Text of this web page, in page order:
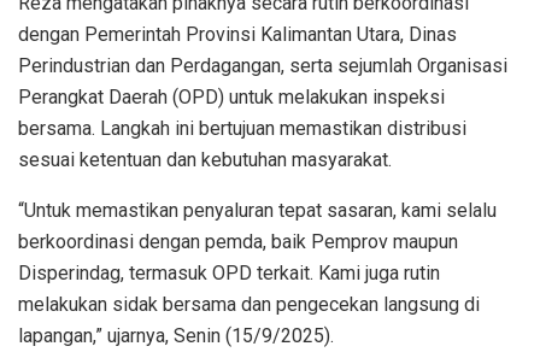
dengan Pemerintah Provinsi Kalimantan Utara, Dinas
Perindustrian dan Perdagangan, serta sejumlah Organisasi
Perangkat Daerah (OPD) untuk melakukan inspeksi
bersama. Langkah ini bertujuan memastikan distribusi
sesuai ketentuan dan kebutuhan masyarakat.
“Untuk memastikan penyaluran tepat sasaran, kami selalu
berkoordinasi dengan pemda, baik Pemprov maupun
Disperindag, termasuk OPD terkait. Kami juga rutin
melakukan sidak bersama dan pengecekan langsung di
lapangan,” ujarnya, Senin (15/9/2025).